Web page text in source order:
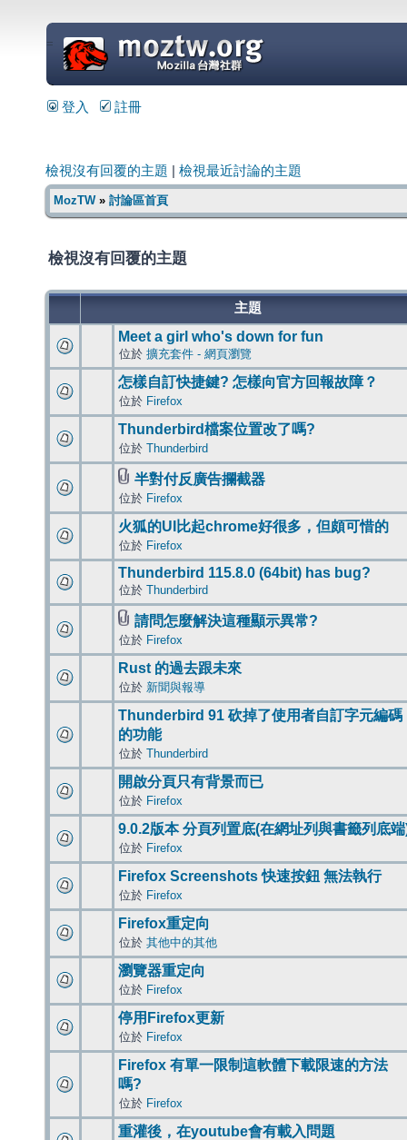
=
登入 註冊
檢視沒有回覆的主題 檢視最近討論的主題
MozTW» 討論區首頁
檢視沒有回覆的主題
主題
Meet a girl who's down for fun
位於 擴充套件 - 網頁瀏覽
怎樣自訂快捷鍵? 怎樣向官方回報故障？
位於 Firefox
Thunderbird檔案位置改了嗎?
位於 Thunderbird
半對付反廣告攔截器
位於 Firefox
火狐的UI比起chrome好很多，但頗可惜的
位於 Firefox
Thunderbird 115.8.0 (64bit) has bug?
位於 Thunderbird
請問怎麼解決這種顯示異常?
位於 Firefox
Rust 的過去跟未來
位於 新聞與報導
Thunderbird 91 砍掉了使用者自訂字元編碼
的功能
位於 Thunderbird
開啟分頁只有背景而已
位於 Firefox
9.0.2版本 分頁列置底(在網址列與書籤列底
位於 Firefox
Firefox Screenshots 快速按鈕 無法執行
位於 Firefox
Firefox重定向
位於 其他中的其他
瀏覽器重定向
位於 Firefox
停用Firefox更新
位於 Firefox
Firefox 有單一限制這軟體下載限速的方法
嗎?
位於 Firefox
重灌後，在youtube會有載入問題